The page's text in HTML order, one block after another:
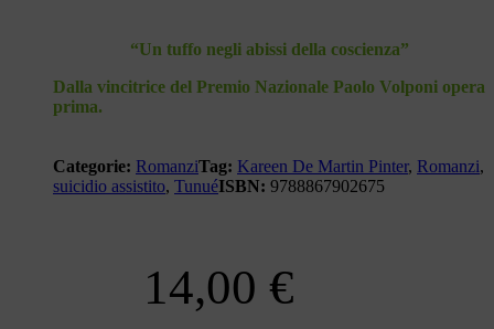
“Un tuffo negli abissi della coscienza”
Dalla vincitrice del Premio Nazionale Paolo Volponi opera
prima.
Categorie: RomanziTag: Kareen De Martin Pinter, Romanzi,
suicidio assistito, TunuéISBN: 9788867902675
14,00 €